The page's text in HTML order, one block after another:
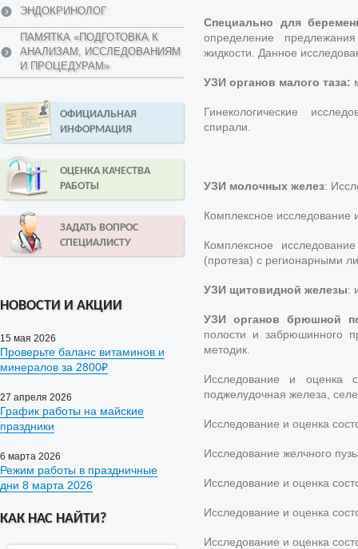
Специально для
определение
жидкости. Данное
УЗИ органов малого таза:
Гинекологические
спирали.
УЗИ молочных желез:
Комплексное
Комплексное
(протеза) с регионарными
УЗИ щитовидной железы:
УЗИ органов брюшной
полости и забрюшинного
методик.
Исследование и оценка
поджелудочная железа,
Исследование и оценка
Исследование желчного
Исследование и оценка
Исследование и оценка
Исследование и оценка
ЭНДОКРИНОЛОГ
ПАМЯТКА «ПОДГОТОВКА К
АНАЛИЗАМ, ИССЛЕДОВАНИЯМ
И ПРОЦЕДУРАМ»
ОФИЦИАЛЬНАЯ
ИНФОРМАЦИЯ
ОЦЕНКА КАЧЕСТВА
РАБОТЫ
ЗАДАТЬ ВОПРОС
СПЕЦИАЛИСТУ
НОВОСТИ И АКЦИИ
15 мая 2026
Проверьте баланс витаминов и
минералов за 2800₽
27 апреля 2026
График работы на майские
праздники
6 марта 2026
Режим работы в праздничные
дни 8 марта 2026
КАК НАС НАЙТИ?